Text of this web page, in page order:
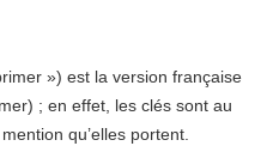
») est la version française
; en effet, les clés sont au
qu’elles portent.